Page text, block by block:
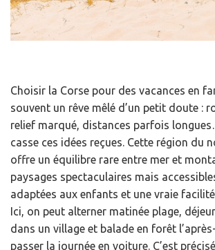
Choisir la Corse pour des vacances en
souvent un rêve mêlé d’un petit doute :
relief marqué, distances parfois
casse ces idées reçues. Cette région du
offre un équilibre rare entre mer et
paysages spectaculaires mais
adaptées aux enfants et une vraie
Ici, on peut alterner matinée plage,
dans un village et balade en forêt
passer la journée en voiture. C’est